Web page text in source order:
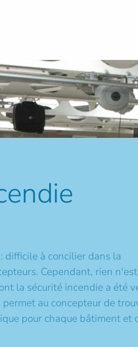
difficile à concilier dans la
Cependant, rien
la sécurité incendie a été
au concepteur de
pour chaque bâtiment et